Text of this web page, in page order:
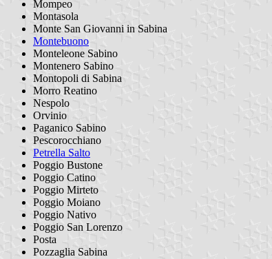
Mompeo
Montasola
Monte San Giovanni in Sabina
Montebuono
Monteleone Sabino
Montenero Sabino
Montopoli di Sabina
Morro Reatino
Nespolo
Orvinio
Paganico Sabino
Pescorocchiano
Petrella Salto
Poggio Bustone
Poggio Catino
Poggio Mirteto
Poggio Moiano
Poggio Nativo
Poggio San Lorenzo
Posta
Pozzaglia Sabina